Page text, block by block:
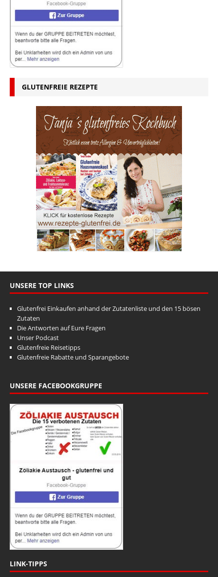
GLUTENFREIE REZEPTE
UNSERE TOP LINKS
Glutenfrei Einkaufen anhand der Zutatenliste und den 15 bösen
Zutaten
Die Antworten auf Eure Fragen
Unser Podcast
Glutenfreie Reisetipps
Glutenfreie Rabatte und Sparangebote
UNSERE FACEBOOKGRUPPE
LINK-TIPPS